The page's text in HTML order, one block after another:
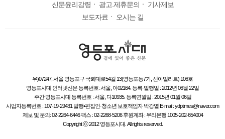
신문윤리강령 ㆍ 광고.제휴문의 ㆍ 기사제보
보도자료ㆍ 오시는 길
우)07247, 서울 영등포구 국회대로54길 13(영등포동7가, 신아빌라트) 106호
영등포시대 인터넷신문 등록번호: 서울, 아02164. 등록·발행일 : 2012년 06월 22일
주간 영등포시대 등록번호 : 서울, 다10935. 등록연월일 : 2015년 01월 06일
사업자등록번호 : 107-19-29431 발행•편집인·청소년 보호책임자 박강열 E-mail : ydptimes@naver.com
제보 및 문의: 02-2264-6446 팩스 : 02-2268-5206 후원계좌 : 우리은행 1005-202-654004
Copyright ⓒ 2012 영등포시대. All rights reserved.